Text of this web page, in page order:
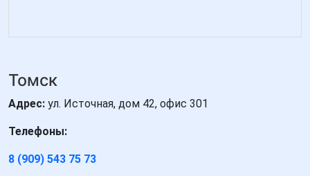
Томск
Адрес: ул. Источная, дом 42, офис 301
Телефоны:
8 (909) 543 75 73